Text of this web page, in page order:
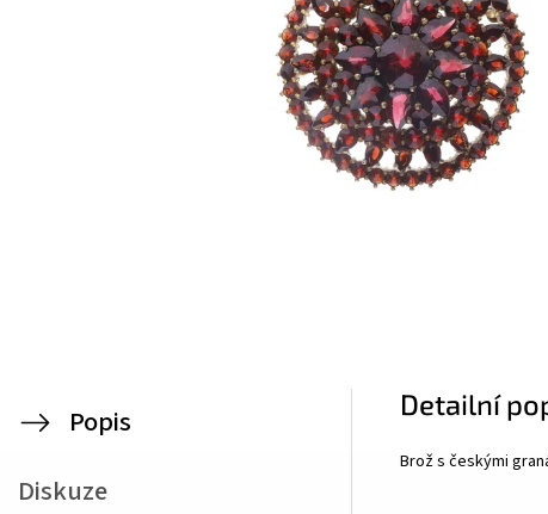
Popis
Diskuze
Detailní
Brož s českými